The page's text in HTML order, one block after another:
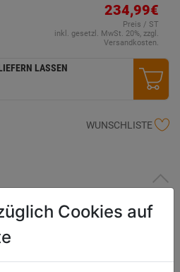
234,99€
Preis / ST
inkl. gesetzl. MwSt. 20%, zzgl.
Versandkosten.
LASSEN
WUNSCHLISTE
kugelgelagerte Stahlrolle, mit
unmittelbar eingelegt werden,
Cookies auf